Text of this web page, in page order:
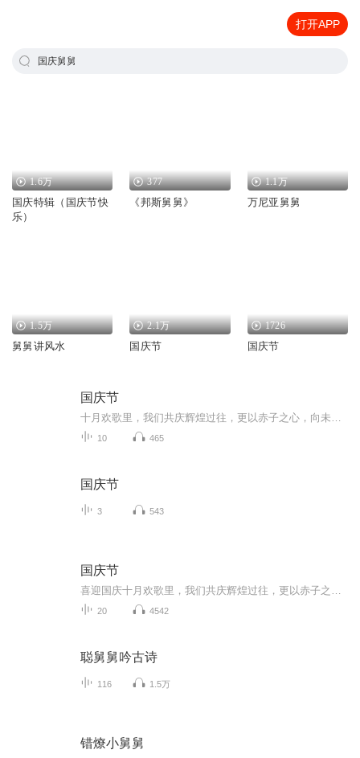
打开APP
国庆舅舅
1.6万
国庆特辑（国庆节快
乐）
377
《邦斯舅舅》
1.1万
万尼亚舅舅
1.5万
舅舅讲风水
2.1万
国庆节
1726
国庆节
国庆节
10 465
国庆节
3 543
国庆节
20 4542
聪舅舅吟古诗
116 1.5万
错燎小舅舅